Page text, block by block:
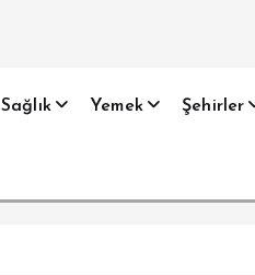
Sağlık Yemek Şehirler